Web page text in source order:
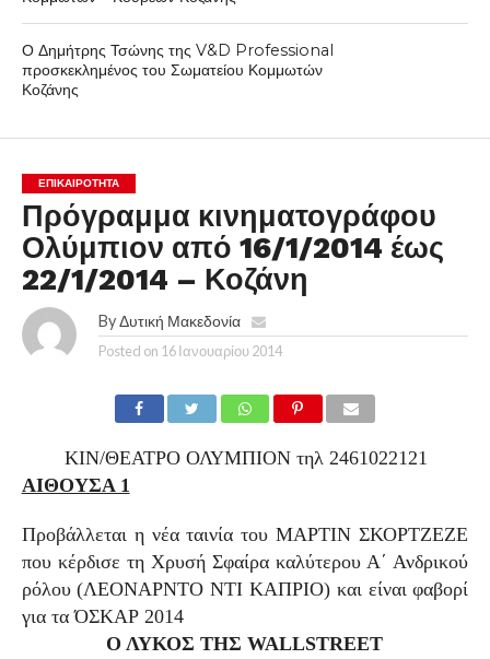
Ο Δημήτρης Τσώνης της V&D Professional
προσκεκλημένος του Σωματείου Κομμωτών
Κοζάνης
ΕΠΙΚΑΙΡΟΤΗΤΑ
Πρόγραμμα κινηματογράφου
Ολύμπιον από 16/1/2014 έως
22/1/2014 – Κοζάνη
By Δυτική Μακεδονία
Posted on 16 Ιανουαρίου 2014
ΚΙΝ/ΘΕΑΤΡΟ ΟΛΥΜΠΙΟΝ τηλ 2461022121
ΑΙΘΟΥΣΑ 1
Προβάλλεται η νέα ταινία του ΜΑΡΤΙΝ ΣΚΟΡΤΖΕΖΕ
που κέρδισε τη Χρυσή Σφαίρα καλύτερου Α΄ Ανδρικού
ρόλου (ΛΕΟΝΑΡΝΤΟ ΝΤΙ ΚΑΠΡΙΟ) και είναι φαβορί
για τα ΌΣΚΑΡ 2014
Ο ΛΥΚΟΣ ΤΗΣWALLSTREET